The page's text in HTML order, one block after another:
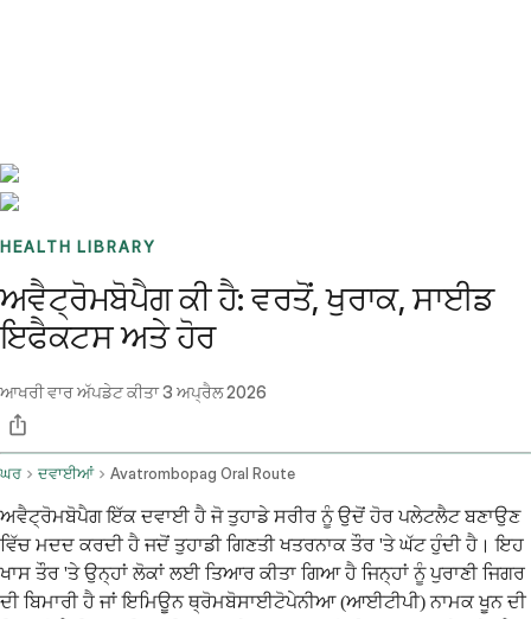
HEALTH LIBRARY
ਅਵੈਟ੍ਰੋਮਬੋਪੈਗ ਕੀ ਹੈ: ਵਰਤੋਂ, ਖੁਰਾਕ, ਸਾਈਡ
ਇਫੈਕਟਸ ਅਤੇ ਹੋਰ
ਆਖਰੀ ਵਾਰ ਅੱਪਡੇਟ ਕੀਤਾ3 ਅਪ੍ਰੈਲ 2026
ਘਰ ਦਵਾਈਆਂ Avatrombopag Oral Route
ਅਵੈਟ੍ਰੋਮਬੋਪੈਗ ਇੱਕ ਦਵਾਈ ਹੈ ਜੋ ਤੁਹਾਡੇ ਸਰੀਰ ਨੂੰ ਉਦੋਂ ਹੋਰ ਪਲੇਟਲੈਟ ਬਣਾਉਣ
ਵਿੱਚ ਮਦਦ ਕਰਦੀ ਹੈ ਜਦੋਂ ਤੁਹਾਡੀ ਗਿਣਤੀ ਖਤਰਨਾਕ ਤੌਰ 'ਤੇ ਘੱਟ ਹੁੰਦੀ ਹੈ। ਇਹ
ਖਾਸ ਤੌਰ 'ਤੇ ਉਨ੍ਹਾਂ ਲੋਕਾਂ ਲਈ ਤਿਆਰ ਕੀਤਾ ਗਿਆ ਹੈ ਜਿਨ੍ਹਾਂ ਨੂੰ ਪੁਰਾਣੀ ਜਿਗਰ
ਦੀ ਬਿਮਾਰੀ ਹੈ ਜਾਂ ਇਮਿਊਨ ਥ੍ਰੋਮਬੋਸਾਈਟੋਪੇਨੀਆ (ਆਈਟੀਪੀ) ਨਾਮਕ ਖੂਨ ਦੀ